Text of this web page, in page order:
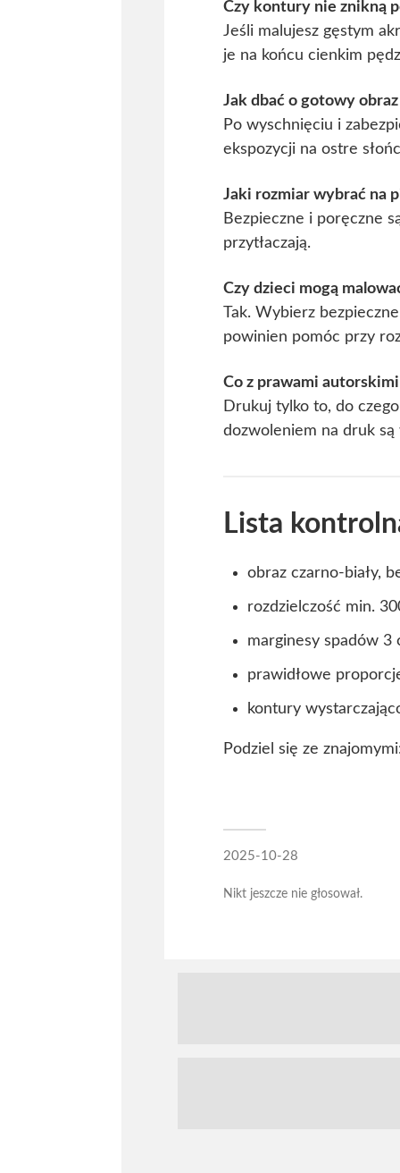
Czy kontury nie znikną
Jeśli malujesz gęstym
je na końcu cienkim
Jak dbać o gotowy obraz
Po wyschnięciu i
ekspozycji na ostre
Jaki rozmiar wybrać na
Bezpieczne i poręczne
przytłaczają.
Czy dzieci mogą
Tak. Wybierz
powinien pomóc przy
Co z prawami autorskimi
Drukuj tylko to, do
dozwoleniem na druk są
Lista
obraz czarno-biały,
rozdzielczość min.
marginesy spadów 3
prawidłowe
kontury
Podziel się ze
2025-10-28
Nikt jeszcze nie głosował.